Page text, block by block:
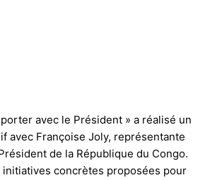
avec le Président » a réalisé un
avec Françoise Joly, représentante
de la République du Congo.
initiatives concrètes proposées pour